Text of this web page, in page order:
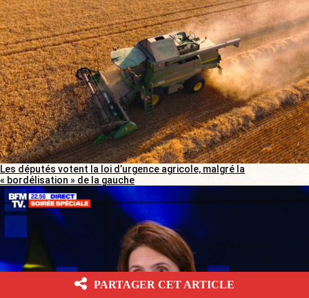
Les députés votent la loi d’urgence agricole, malgré la
« bordélisation » de la gauche
PARTAGER CET ARTICLE